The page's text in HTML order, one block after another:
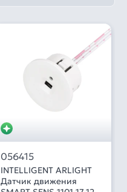
056415
INTELLIGENT ARLIGHT
Датчик движения